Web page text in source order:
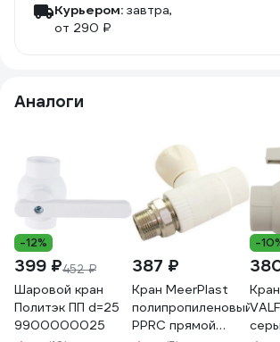
Курьером: завтра,
от 290 ₽
Аналоги
-12%
399 ₽452 ₽
Шаровой кран
Политэк ПП d=25
9900000025
387 ₽
Кран MeerPlast
полипропиленовый
PPRC прямой
-